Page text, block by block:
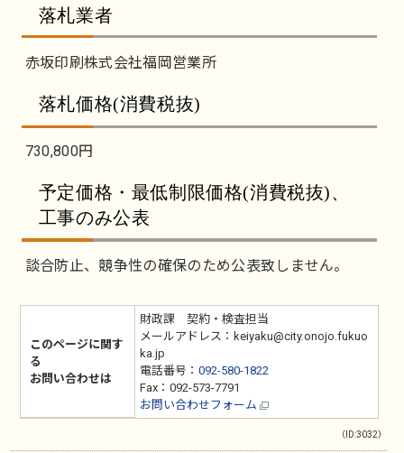
落札業者
赤坂印刷株式会社福岡営業所
落札価格(消費税抜)
730,800円
予定価格・最低制限価格(消費税抜)、
工事のみ公表
談合防止、競争性の確保のため公表致しません。
このページに関す
る
お問い合わせは
財政課 契約・検査担当
メールアドレス：keiyaku@city.onojo.fukuo
ka.jp
電話番号： 092-580-1822
Fax：092-573-7791
お問い合わせフォーム
（ID:3032）